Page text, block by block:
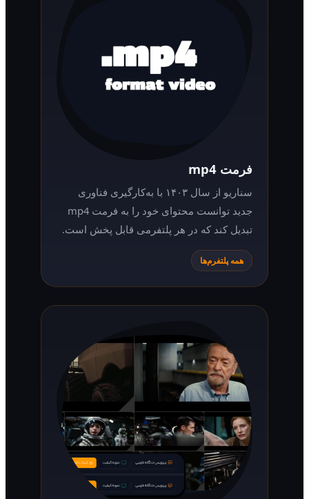
سناریو از سال ۱۴۰۳ با به‌کارگیری فناوری
جدید توانست محتوای خود را به فرمت mp4
تبدیل کند که در هر پلتفرمی قابل پخش است.
همه پلتفرم‌ها